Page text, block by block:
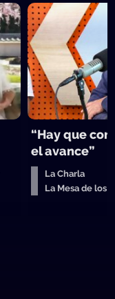
“Hay que
el avance”
La Charla
La Mesa de